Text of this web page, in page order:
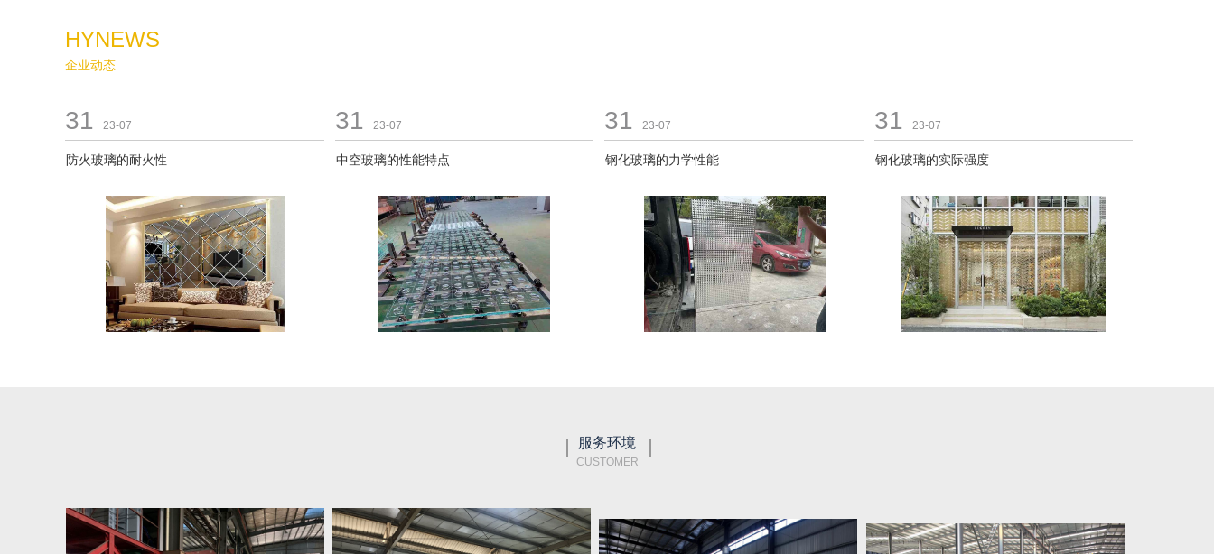
HYNEWS
企业动态
31 23-07
防火玻璃的耐火性
31 23-07
中空玻璃的性能特点
31 23-07
钢化玻璃的力学性能
31 23-07
钢化玻璃的实际强度
服务环境
CUSTOMER